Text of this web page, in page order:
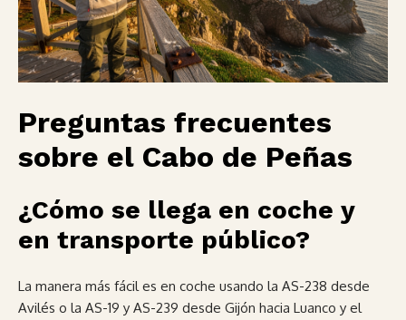
Preguntas frecuentes
sobre el Cabo de Peñas
¿Cómo se llega en coche y
en transporte público?
La manera más fácil es en coche usando la AS-238 desde
Avilés o la AS-19 y AS-239 desde Gijón hacia Luanco y el